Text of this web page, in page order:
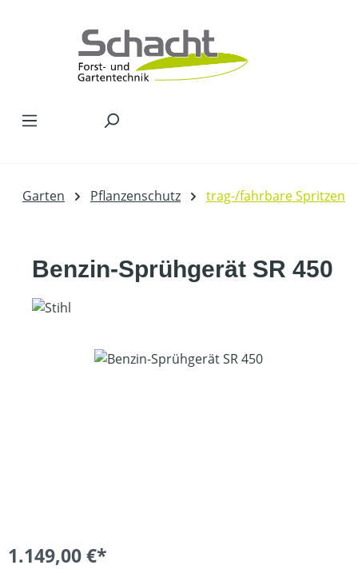
Garten Pflanzenschutz trag-/fahrbare Spritzen
Benzin-Sprühgerät SR 450
Bildergalerie überspringen
1.149,00 €*